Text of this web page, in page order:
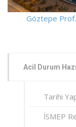
Göztepe Prof.
Acil Durum
Tarihi
İSMEP